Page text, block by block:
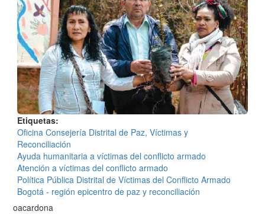
Etiquetas
Oficina Consejería Distrital de Paz, Víctimas y
Reconciliación
Ayuda humanitaria a víctimas del conflicto armado
Atención a víctimas del conflicto armado
Política Pública Distrital de Víctimas del Conflicto Armado
Bogotá - región epicentro de paz y reconciliación
oacardona